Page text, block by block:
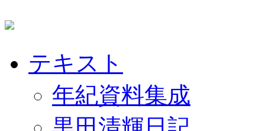
テキスト
年紀資料集成